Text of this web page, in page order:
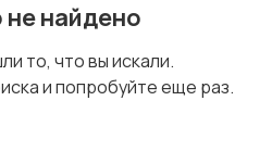
не найдено
то, что вы искали.
и попробуйте еще раз.